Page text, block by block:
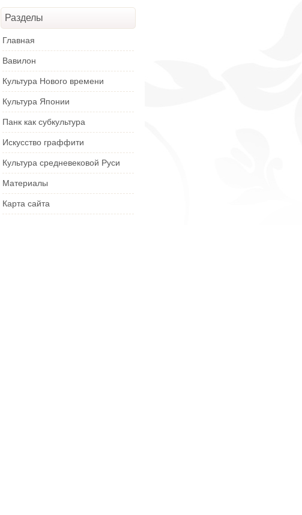
Разделы
Главная
Вавилон
Культура Нового времени
Культура Японии
Панк как субкультура
Искусство граффити
Культура средневековой Руси
Материалы
Карта сайта